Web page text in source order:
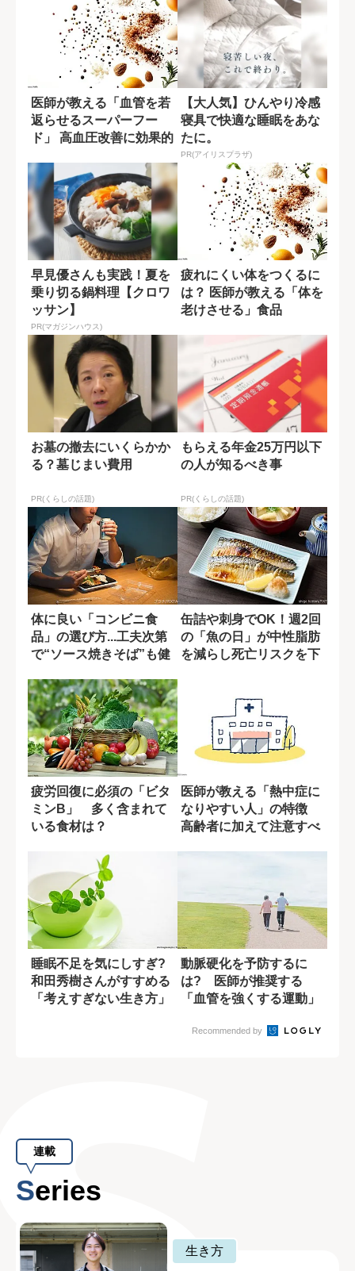
医師が教える「血管を若
返らせるスーパーフー
ド」 高血圧改善に効果的
【大人気】ひんやり冷感
寝具で快適な睡眠をあな
たに。
PR(アイリスプラザ)
早見優さんも実践！夏を
乗り切る鍋料理【クロワ
ッサン】
PR(マガジンハウス)
疲れにくい体をつくるに
は？ 医師が教える「体を
老けさせる」食品
お墓の撤去にいくらかか
る？墓じまい費用
PR(くらしの話題)
もらえる年金25万円以下
の人が知るべき事
PR(くらしの話題)
体に良い「コンビニ食
品」の選び方...工夫次第
で“ソース焼きそば”も健
缶詰や刺身でOK！週2回
の「魚の日」が中性脂肪
を減らし死亡リスクを下
疲労回復に必須の「ビタ
ミンB」 多く含まれて
いる食材は？
医師が教える「熱中症に
なりやすい人」の特徴
高齢者に加えて注意すべ
睡眠不足を気にしすぎ?
和田秀樹さんがすすめる
「考えすぎない生き方」
動脈硬化を予防するに
は? 医師が推奨する
「血管を強くする運動」
Recommended by
連載
Series
生き方